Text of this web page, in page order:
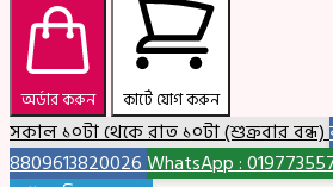
অর্ডার করুন কার্টে যোগ করুন
সকাল ১০টা থেকে রাত ১০টা (শুক্রবার বন্ধ)
8809613820026WhatsApp :